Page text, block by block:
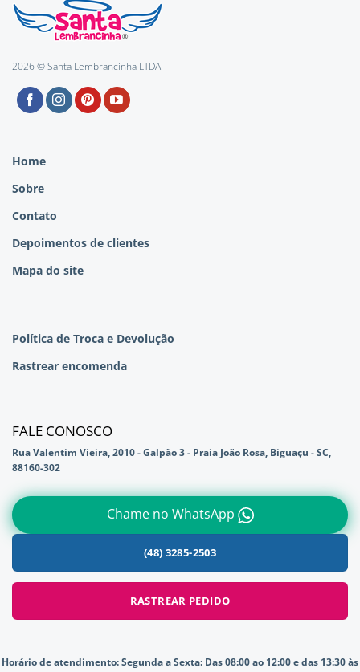
2026 © Santa Lembrancinha LTDA
Home
Sobre
Contato
Depoimentos de clientes
Mapa do site
Política de Troca e Devolução
Rastrear encomenda
FALE CONOSCO
Rua Valentim Vieira, 2010 - Galpão 3 - Praia João Rosa, Biguaçu - SC,
88160-302
Chame no WhatsApp
(48) 3285-2503
RASTREAR PEDIDO
Horário de atendimento:Segunda a Sexta: Das 08:00 ao 12:00 e das 13:30 às